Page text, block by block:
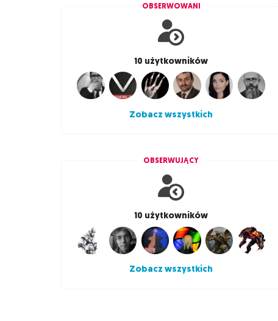
OBSERWOWANI
10 użytkowników
Zobacz wszystkich
OBSERWUJĄCY
10 użytkowników
Zobacz wszystkich